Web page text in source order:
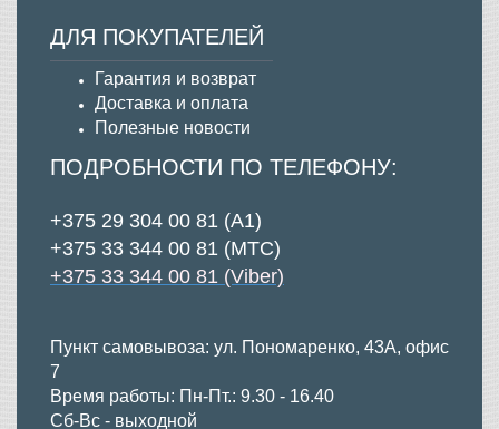
ДЛЯ ПОКУПАТЕЛЕЙ
Гарантия и возврат
Доставка и оплата
Полезные новости
ПОДРОБНОСТИ ПО ТЕЛЕФОНУ:
+375 29 304 00 81 (А1)
+375 33 344 00 81 (МТС)
+375 33 344 00 81 (Viber)
Пункт самовывоза: ул. Пономаренко, 43А, офис
7
Время работы: Пн-Пт.: 9.30 - 16.40
Сб-Вс - выходной